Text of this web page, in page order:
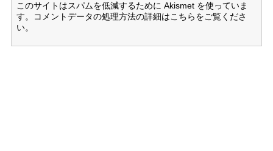
このサイトはスパムを低減するために Akismet を使っていま
す。
コメントデータの処理方法の詳細はこちらをご覧くださ
い。